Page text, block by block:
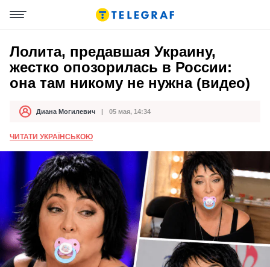
Лолита, предавшая Украину,
жестко опозорилась в России:
она там никому не нужна (видео)
АвторДиана Могилевич
Дата публикации 05 мая, 14:34
ЧИТАТИ УКРАЇНСЬКОЮ